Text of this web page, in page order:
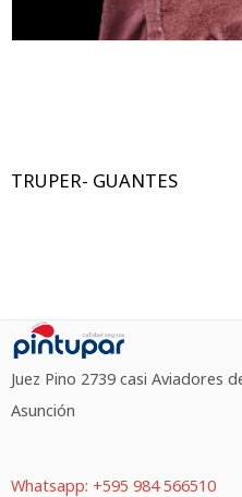
TRUPER- GUANTES
Juez Pino 2739 casi Aviadores
Asunción
Whatsapp: +595 984 566510